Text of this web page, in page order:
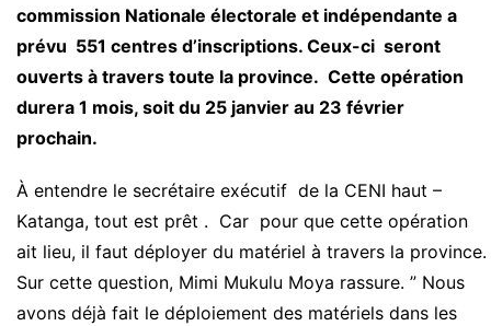
commission Nationale électorale et indépendante a
prévu 551 centres d’inscriptions. Ceux-ci seront
ouverts à travers toute la province. Cette opération
durera 1 mois, soit du 25 janvier au 23 février
prochain.
À entendre le secrétaire exécutif de la CENI haut –
Katanga, tout est prêt . Car pour que cette opération
ait lieu, il faut déployer du matériel à travers la province.
Sur cette question, Mimi Mukulu Moya rassure. ” Nous
avons déjà fait le déploiement des matériels dans les